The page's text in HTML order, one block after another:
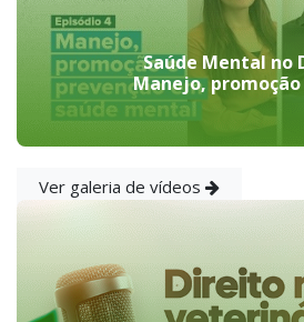
Saúde Mental no
Manejo,
Ver galeria de vídeos